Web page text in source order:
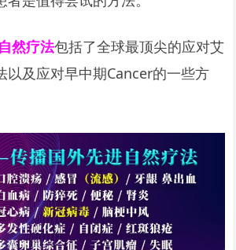
然疗法包括了全球最顶尖的应对艾
以及应对早中期Cancer的一些方